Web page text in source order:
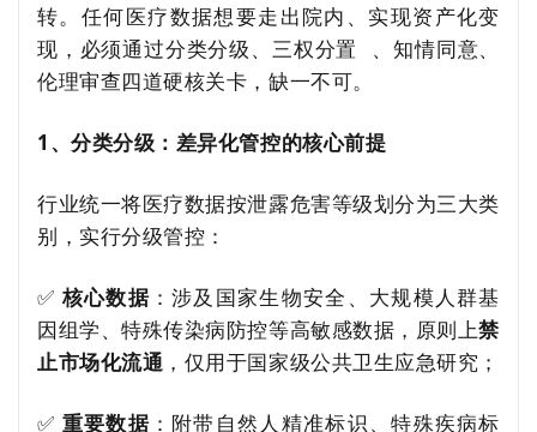
转。任何医疗数据想要走出院内、实现资产化变
现，必须通过分类分级、 三权分置
、知情同意、
伦理审查四道硬核关卡，缺一不可。
1、分类分级：差异化管控的核心前提
行业统一将医疗数据按泄露危害等级划分为三大类
别，实行分级管控：
✅ 核心数据：涉及国家生物安全、大规模人群基
因组学、特殊传染病防控等高敏感数据，原则上禁
止市场化流通 ，仅用于国家级公共卫生应急研究；
✅ 重要数据：附带自然人精准标识、特殊疾病标